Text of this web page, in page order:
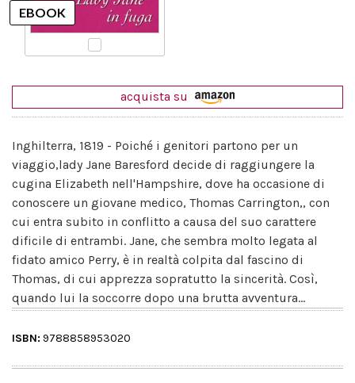
acquista su
Inghilterra, 1819 - Poiché i genitori partono per un
viaggio,lady Jane Baresford decide di raggiungere la
cugina Elizabeth nell'Hampshire, dove ha occasione di
conoscere un giovane medico, Thomas Carrington,, con
cui entra subito in conflitto a causa del suo carattere
dificile di entrambi. Jane, che sembra molto legata al
fidato amico Perry, è in realtà colpita dal fascino di
Thomas, di cui apprezza sopratutto la sincerità. Così,
quando lui la soccorre dopo una brutta avventura...
ISBN: 9788858953020